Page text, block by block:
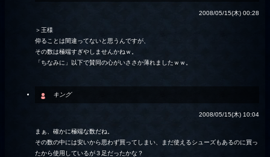
2008/05/15(木) 00:28
＞王様
仰ることは間違ってないと思うんですが、
その数は極端すぎやしませんかねｗ。
「ちなみに」以下で賛同の心がいささか薄れましたｗｗ。
キング
2008/05/15(木) 10:04
まぁ、確かに極端な数だね。
その数の中には安いから思わず買ってしまい、まだ使えるシューズもあるのに買っ
たから使用しているが３足だったかな？